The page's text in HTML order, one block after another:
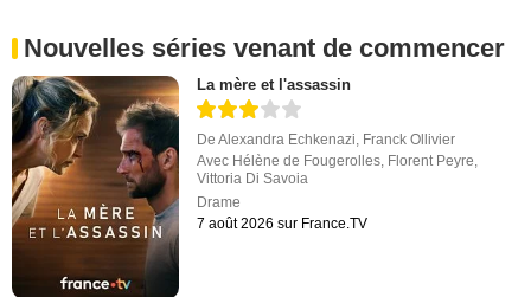
Nouvelles séries venant de commencer
La mère et l'assassin
DeAlexandra Echkenazi, Franck Ollivier
Avec Hélène de Fougerolles, Florent Peyre,
Vittoria Di Savoia
Drame
7 août 2026 sur France.TV